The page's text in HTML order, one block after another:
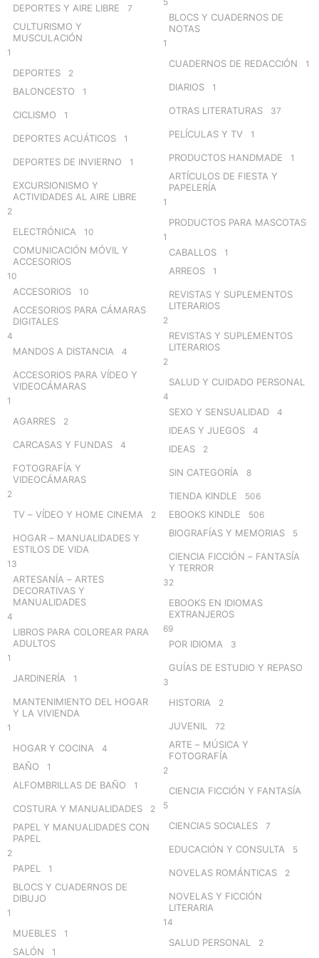
DEPORTES Y AIRE LIBRE 7
CULTURISMO Y
MUSCULACIÓN
1
DEPORTES 2
BALONCESTO 1
CICLISMO 1
DEPORTES ACUÁTICOS 1
DEPORTES DE INVIERNO 1
EXCURSIONISMO Y
ACTIVIDADES AL AIRE LIBRE
2
ELECTRÓNICA 10
COMUNICACIÓN MÓVIL Y
ACCESORIOS
10
ACCESORIOS 10
ACCESORIOS PARA CÁMARAS
DIGITALES
4
MANDOS A DISTANCIA 4
ACCESORIOS PARA VÍDEO Y
VIDEOCÁMARAS
1
AGARRES 2
CARCASAS Y FUNDAS 4
FOTOGRAFÍA Y
VIDEOCÁMARAS
2
TV – VÍDEO Y HOME CINEMA 2
HOGAR – MANUALIDADES Y
ESTILOS DE VIDA
13
ARTESANÍA – ARTES
DECORATIVAS Y
MANUALIDADES
4
LIBROS PARA COLOREAR PARA
ADULTOS
1
JARDINERÍA 1
MANTENIMIENTO DEL HOGAR
Y LA VIVIENDA
1
HOGAR Y COCINA 4
BAÑO 1
ALFOMBRILLAS DE BAÑO 1
COSTURA Y MANUALIDADES 2
PAPEL Y MANUALIDADES CON
PAPEL
2
PAPEL 1
BLOCS Y CUADERNOS DE
DIBUJO
1
MUEBLES 1
SALÓN 1
BLOCS Y CUADERNOS DE
NOTAS
1
CUADERNOS DE REDACCIÓN 1
DIARIOS 1
OTRAS LITERATURAS 37
PELÍCULAS Y TV 1
PRODUCTOS HANDMADE 1
ARTÍCULOS DE FIESTA Y
PAPELERÍA
1
PRODUCTOS PARA MASCOTAS
1
CABALLOS 1
ARREOS 1
REVISTAS Y SUPLEMENTOS
LITERARIOS
2
REVISTAS Y SUPLEMENTOS
LITERARIOS
2
SALUD Y CUIDADO PERSONAL
4
SEXO Y SENSUALIDAD 4
IDEAS Y JUEGOS 4
IDEAS 2
SIN CATEGORÍA 8
TIENDA KINDLE 506
EBOOKS KINDLE 506
BIOGRAFÍAS Y MEMORIAS 5
CIENCIA FICCIÓN – FANTASÍA
Y TERROR
32
EBOOKS EN IDIOMAS
EXTRANJEROS
69
POR IDIOMA 3
GUÍAS DE ESTUDIO Y REPASO
3
HISTORIA 2
JUVENIL 72
ARTE – MÚSICA Y
FOTOGRAFÍA
2
CIENCIA FICCIÓN Y FANTASÍA
5
CIENCIAS SOCIALES 7
EDUCACIÓN Y CONSULTA 5
NOVELAS ROMÁNTICAS 2
NOVELAS Y FICCIÓN
LITERARIA
14
SALUD PERSONAL 2